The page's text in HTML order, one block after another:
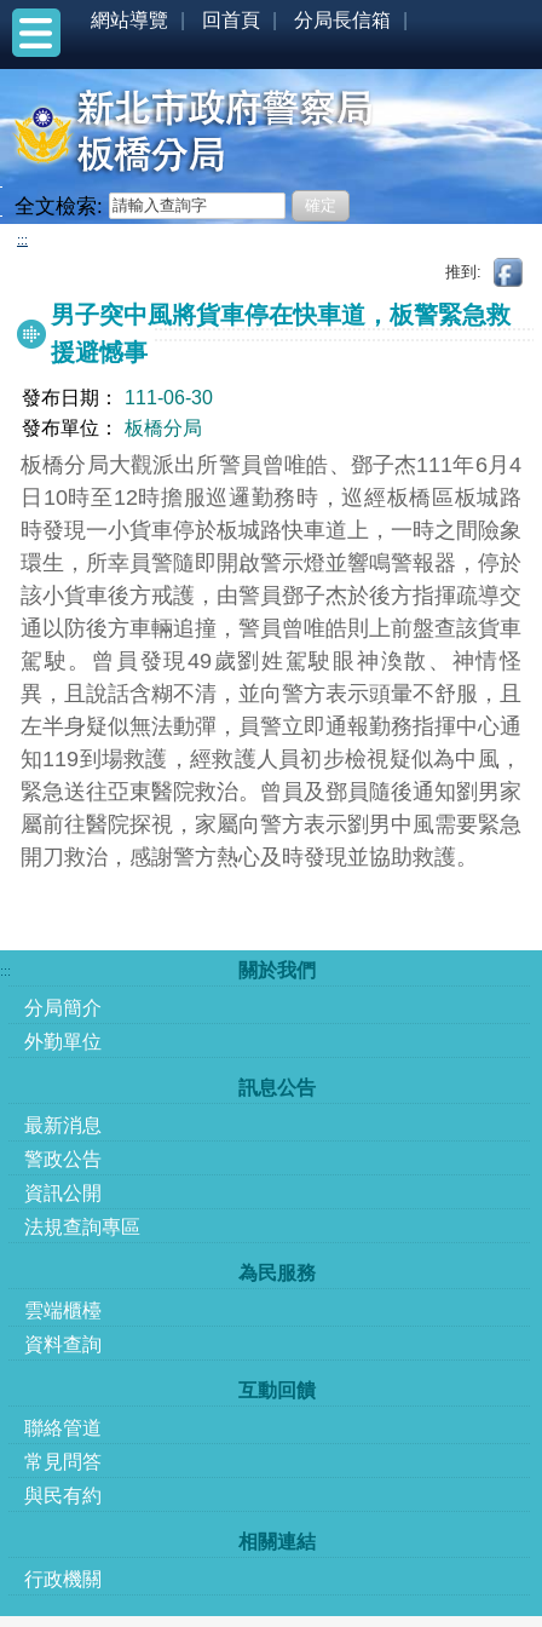
網站導覽 回首頁 分局長信箱
全文檢索:
:::
推到:
男子突中風將貨車停在快車道，板警緊急救
援避憾事
發布日期：
111-06-30
發布單位：
板橋分局
板橋分局大觀派出所警員曾唯皓、鄧子杰111年6月4
日10時至12時擔服巡邏勤務時，巡經板橋區板城路
時發現一小貨車停於板城路快車道上，一時之間險象
環生，所幸員警隨即開啟警示燈並響鳴警報器，停於
該小貨車後方戒護，由警員鄧子杰於後方指揮疏導交
通以防後方車輛追撞，警員曾唯皓則上前盤查該貨車
駕駛。曾員發現49歲劉姓駕駛眼神渙散、神情怪
異，且說話含糊不清，並向警方表示頭暈不舒服，且
左半身疑似無法動彈，員警立即通報勤務指揮中心通
知119到場救護，經救護人員初步檢視疑似為中風，
緊急送往亞東醫院救治。曾員及鄧員隨後通知劉男家
屬前往醫院探視，家屬向警方表示劉男中風需要緊急
開刀救治，感謝警方熱心及時發現並協助救護。
:::
關於我們
分局簡介
外勤單位
訊息公告
最新消息
警政公告
資訊公開
法規查詢專區
為民服務
雲端櫃檯
資料查詢
互動回饋
聯絡管道
常見問答
與民有約
相關連結
行政機關